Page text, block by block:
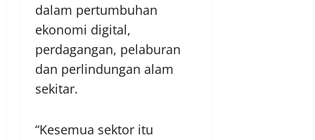
dalam pertumbuhan
ekonomi digital,
perdagangan, pelaburan
dan perlindungan alam
sekitar.
“Kesemua sektor itu